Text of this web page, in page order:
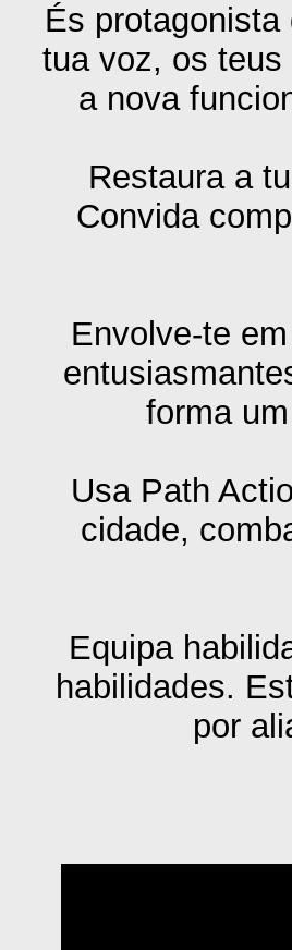
És
tua voz, os
a nova
Restaura a
Convida
Envolve-te
forma
Usa Path
cidade,
Equipa
habilidades.
por